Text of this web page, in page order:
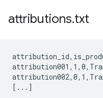
attributions.txt